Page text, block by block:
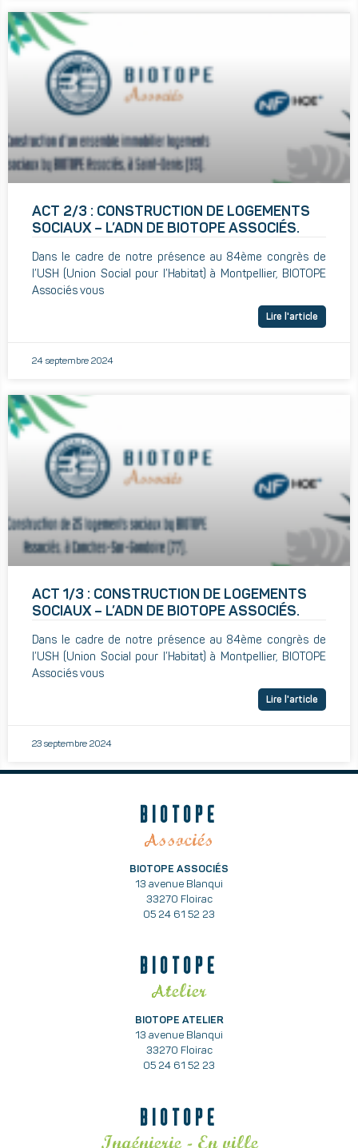
ACT 2/3 : CONSTRUCTION DE LOGEMENTS
SOCIAUX – L’ADN DE BIOTOPE ASSOCIÉS.
Dans le cadre de notre présence au 84ème congrès de
l’USH (Union Social pour l’Habitat) à Montpellier, BIOTOPE
Associés vous
Lire l'article
24 septembre 2024
ACT 1/3 : CONSTRUCTION DE LOGEMENTS
SOCIAUX – L’ADN DE BIOTOPE ASSOCIÉS.
Dans le cadre de notre présence au 84ème congrès de
l’USH (Union Social pour l’Habitat) à Montpellier, BIOTOPE
Associés vous
Lire l'article
23 septembre 2024
BIOTOPE
Associés
BIOTOPE ASSOCIÉS
13 avenue Blanqui
33270 Floirac
05 24 61 52 23
BIOTOPE
Atelier
BIOTOPE ATELIER
13 avenue Blanqui
33270 Floirac
05 24 61 52 23
BIOTOPE
Ingénierie - En ville